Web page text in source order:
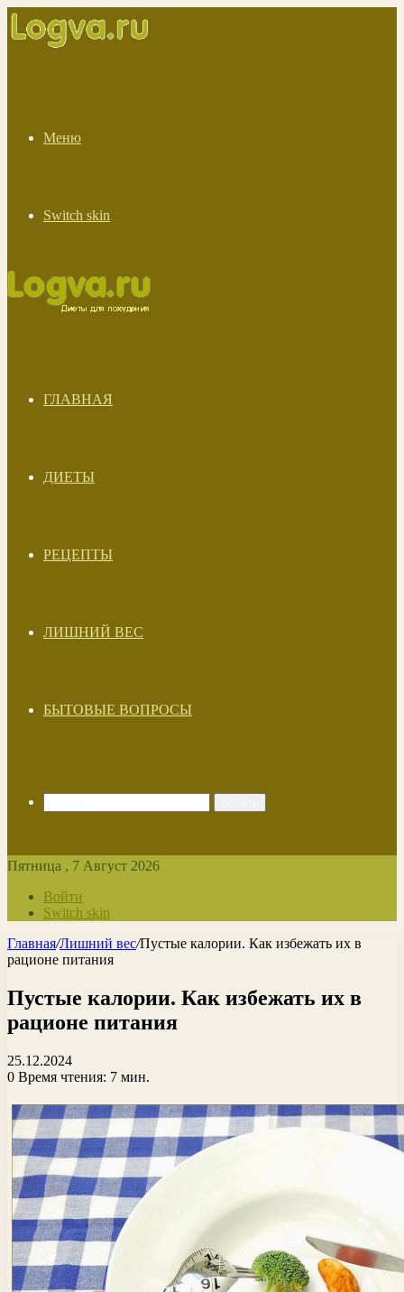
Меню
Switch skin
ГЛАВНАЯ
ДИЕТЫ
РЕЦЕПТЫ
ЛИШНИЙ ВЕС
БЫТОВЫЕ ВОПРОСЫ
Пятница , 7 Август 2026
Войти
Switch skin
Главная/Лишний вес/Пустые калории. Как избежать их в
рационе питания
Пустые калории. Как избежать их в
рационе питания
25.12.2024
0 Время чтения: 7 мин.